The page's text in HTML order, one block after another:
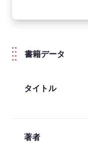
書籍データ
タイトル
著者